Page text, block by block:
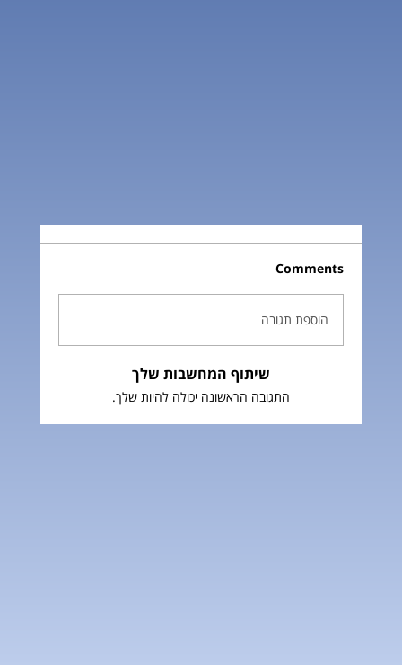
Comments
הוספת תגובה
שיתוף המחשבות שלך
התגובה הראשונה יכולה להיות שלך.